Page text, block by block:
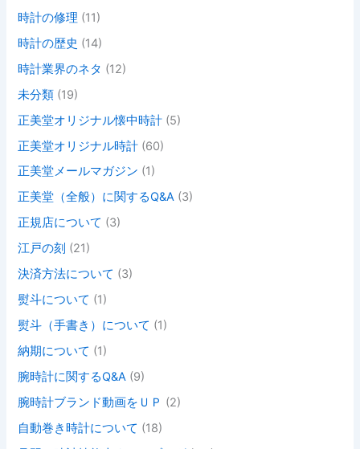
時計の修理 (11)
時計の歴史 (14)
時計業界のネタ (12)
未分類 (19)
正美堂オリジナル懐中時計 (5)
正美堂オリジナル時計 (60)
正美堂メールマガジン (1)
正美堂（全般）に関するQ&A (3)
正規店について (3)
江戸の刻 (21)
決済方法について (3)
熨斗について (1)
熨斗（手書き）について (1)
納期について (1)
腕時計に関するQ&A (9)
腕時計ブランド動画をＵＰ (2)
自動巻き時計について (18)